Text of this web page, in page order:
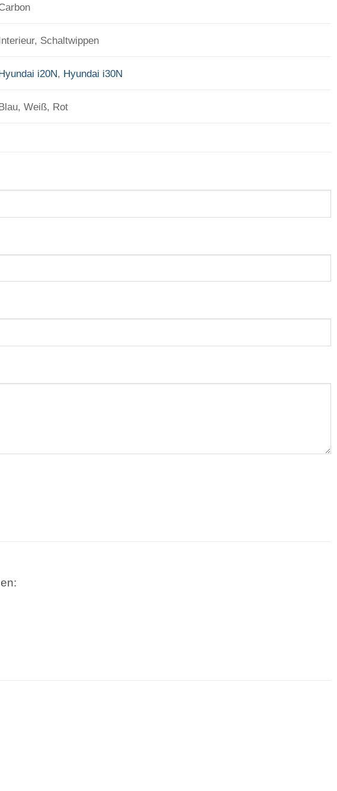
Schaltwippen
i20N, Hyundai i30N
Weiß, Rot